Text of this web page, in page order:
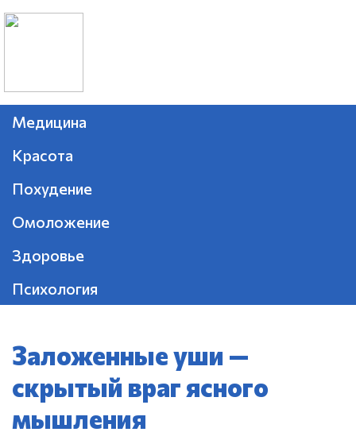
Медицина
Красота
Похудение
Омоложение
Здоровье
Психология
Заложенные уши —
скрытый враг ясного
мышления